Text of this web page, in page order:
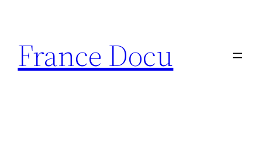
contenu
France Docu